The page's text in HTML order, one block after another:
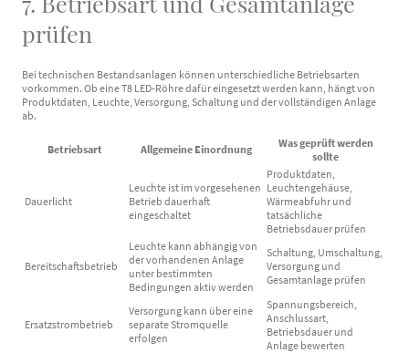
prüfen
Bei technischen Bestandsanlagen können unterschiedliche Betriebsarten
vorkommen. Ob eine T8 LED-Röhre dafür eingesetzt werden kann, hängt von
Produktdaten, Leuchte, Versorgung, Schaltung und der vollständigen Anlage
ab.
Betriebsart Allgemeine Einordnung
Was geprüft werden
sollte
Dauerlicht
Leuchte ist im vorgesehenen
Betrieb dauerhaft
eingeschaltet
Produktdaten,
Leuchtengehäuse,
Wärmeabfuhr und
tatsächliche
Betriebsdauer prüfen
Bereitschaftsbetrieb
Leuchte kann abhängig von
der vorhandenen Anlage
unter bestimmten
Bedingungen aktiv werden
Schaltung, Umschaltung,
Versorgung und
Gesamtanlage prüfen
Ersatzstrombetrieb
Versorgung kann über eine
separate Stromquelle
erfolgen
Spannungsbereich,
Anschlussart,
Betriebsdauer und
Anlage bewerten